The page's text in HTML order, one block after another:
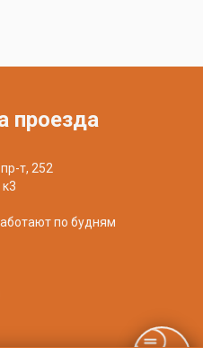
проезда
т, 252
по будням